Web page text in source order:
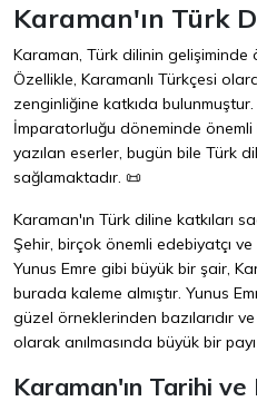
Karaman'ın Türk
Karaman, Türk dilinin gelişiminde
Özellikle, Karamanlı Türkçesi
zenginliğine katkıda bulunmuştur.
İmparatorluğu döneminde
yazılan eserler, bugün bile Türk
sağlamaktadır. 📜
Karaman'ın Türk diline katkıları
Şehir, birçok önemli edebiyatçı
Yunus Emre gibi büyük bir şair,
burada kaleme almıştır. Yunus
güzel örneklerinden bazılarıdır
olarak anılmasında büyük bir
Karaman'ın Tarihi